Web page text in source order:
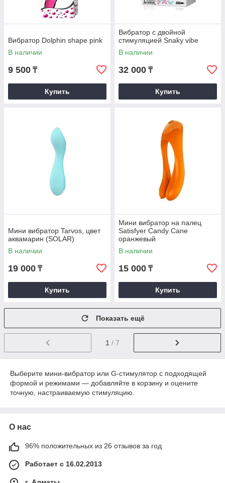
Вибратор Dolphin shape pink
В наличии
9 500 ₸
Купить
Вибратор с двойной
стимуляцией Snaky vibe
В наличии
32 000 ₸
Купить
Мини вибратор Tarvos, цвет
аквамарин (SOLAR)
В наличии
19 000 ₸
Купить
Мини вибратор на палец
Satisfyer Candy Cane
оранжевый
В наличии
15 000 ₸
Купить
Показать ещё
1 / 7
Выберите мини-вибратор или G-стимулятор с подходящей
формой и режимами — добавляйте в корзину и оцените
точную, настраиваемую стимуляцию.
О нас
96% положительных из 26 отзывов за год
Работает с 16.02.2013